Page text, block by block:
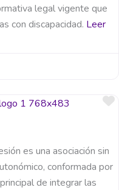
legal vigente que
con discapacidad. Leer
es una asociación sin
conformada por
de integrar las